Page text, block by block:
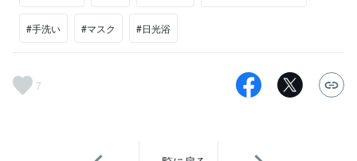
#手洗い #マスク #日光浴
7